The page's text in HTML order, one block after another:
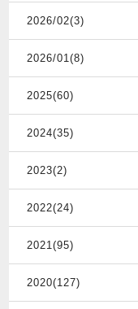
2026/02(3)
2026/01(8)
2025(60)
2024(35)
2023(2)
2022(24)
2021(95)
2020(127)